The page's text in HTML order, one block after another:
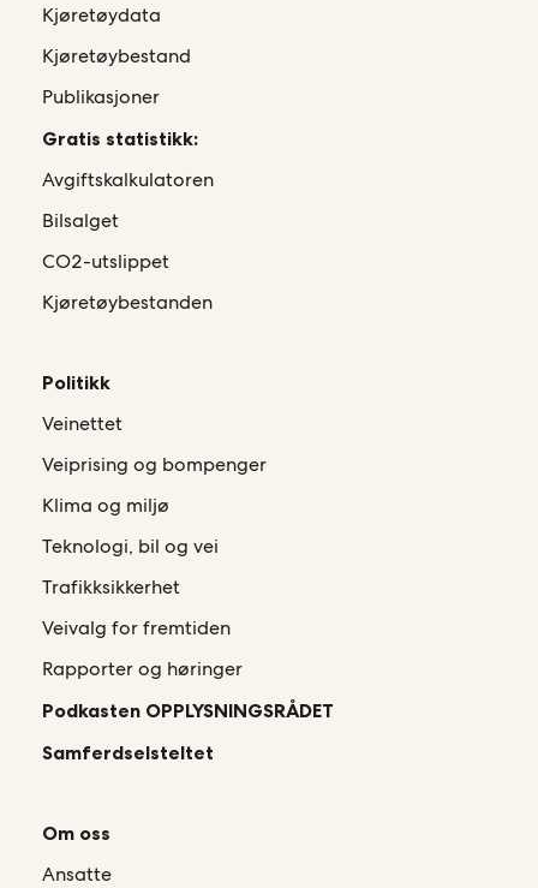
Kjøretøydata
Kjøretøybestand
Publikasjoner
Gratis statistikk:
Avgiftskalkulatoren
Bilsalget
CO2-utslippet
Kjøretøybestanden
Politikk
Veinettet
Veiprising og bompenger
Klima og miljø
Teknologi, bil og vei
Trafikksikkerhet
Veivalg for fremtiden
Rapporter og høringer
Podkasten OPPLYSNINGSRÅDET
Samferdselsteltet
Om oss
Ansatte